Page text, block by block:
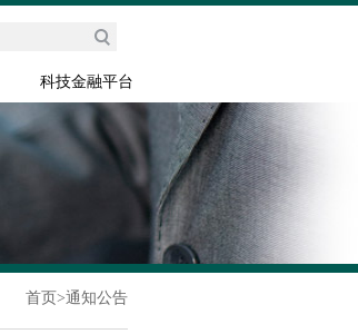
科技金融平台
首页 >通知公告